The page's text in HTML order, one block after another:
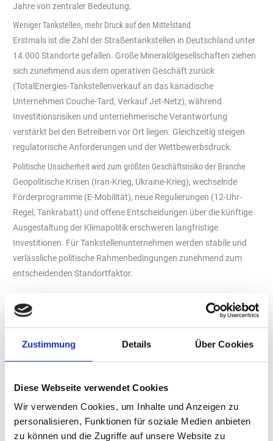
Zustimmung Details Über Cookies
Diese Webseite verwendet Cookies
Wir verwenden Cookies, um Inhalte und Anzeigen zu
personalisieren, Funktionen für soziale Medien anbieten
zu können und die Zugriffe auf unsere Website zu
Jahre von zentraler Bedeutung.
Weniger Tankstellen, mehr Druck auf den Mittelstand
Erstmals ist die Zahl der Straßentankstellen in Deutschland unter
14.000 Standorte gefallen. Große Mineralölgesellschaften ziehen
sich zunehmend aus dem operativen Geschäft zurück
(TotalEnergies-Tankstellenverkauf an das kanadische
Unternehmen Couche-Tard, Verkauf Jet-Netz), während
Investitionsrisiken und unternehmerische Verantwortung
verstärkt bei den Betreibern vor Ort liegen. Gleichzeitig steigen
regulatorische Anforderungen und der Wettbewerbsdruck.
Politische Unsicherheit wird zum größten Geschäftsrisiko der Branche
Geopolitische Krisen (Iran-Krieg, Ukraine-Krieg), wechselnde
Förderprogramme (E-Mobilität), neue Regulierungen (12-Uhr-
Regel, Tankrabatt) und offene Entscheidungen über die künftige
Ausgestaltung der Klimapolitik erschweren langfristige
Investitionen. Für Tankstellenunternehmen werden stabile und
verlässliche politische Rahmenbedingungen zunehmend zum
entscheidenden Standortfaktor.
„Die Mobilitätswende gelingt nicht gegen den
Mittelstand, sondern nur mit ihm. Der
Mittelstand ist ein wichtiges
Wettbewerbskorrektiv. Deshalb brauchen wir